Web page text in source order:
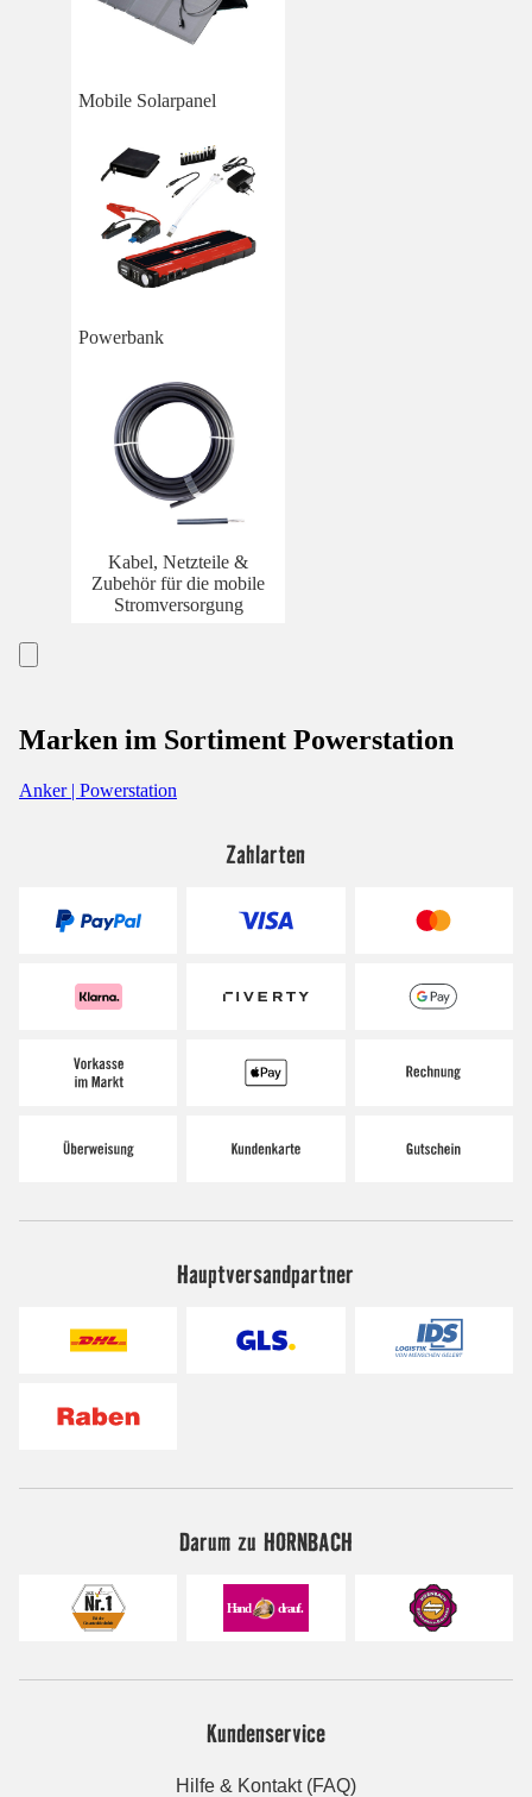
Mobile Solarpanel
Powerbank
Kabel, Netzteile &
Zubehör für die mobile
Stromversorgung
Marken im Sortiment Powerstation
Anker | Powerstation
Zahlarten
Hauptversandpartner
Darum zu HORNBACH
Kundenservice
Hilfe & Kontakt (FAQ)